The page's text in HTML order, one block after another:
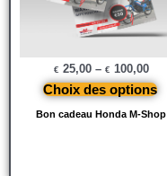
Bon cadeau Honda M-Shop
€ 25,00– € 100,00
Choix des options